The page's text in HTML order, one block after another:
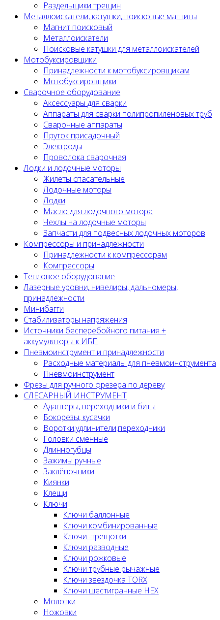
Раздельщики трещин
Металлоискатели, катушки, поисковые магниты
Магнит поисковый
Металлоискатели
Поисковые катушки для металлоискателей
Мотобуксировщики
Принадлежности к мотобуксировщикам
Мотобуксировщики
Сварочное оборудование
Аксессуары для сварки
Аппараты для сварки полипропиленовых труб
Сварочные аппараты
Пруток присадочный
Электроды
Проволока сварочная
Лодки и лодочные моторы
Жилеты спасательные
Лодочные моторы
Лодки
Масло для лодочного мотора
Чехлы на лодочные моторы
Запчасти для подвесных лодочных моторов
Компрессоры и принадлежности
Принадлежности к компрессорам
Компрессоры
Тепловое оборудование
Лазерные уровни, нивелиры, дальномеры,
принадлежности
Минибагги
Стабилизаторы напряжения
Источники бесперебойного питания +
аккумуляторы к ИБП
Пневмоинструмент и принадлежности
Расходные материалы для пневмоинструмента
Пневмоинструмент
Фрезы для ручного фрезера по дереву
СЛЕСАРНЫЙ ИНСТРУМЕНТ
Адаптеры, переходники и биты
Бокорезы, кусачки
Воротки,удлинители,переходники
Головки сменные
Длинногубцы
Зажимы ручные
Заклёпочники
Киянки
Клещи
Ключи
Ключи баллонные
Ключи комбинированные
Ключи -трещотки
Ключи разводные
Ключи рожковые
Ключи трубные рычажные
Ключи звёздочка TORX
Ключи шестигранные HEX
Молотки
Ножовки